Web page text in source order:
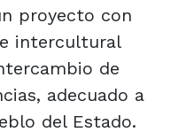
proyecto con
intercultural
de
adecuado a
del Estado.